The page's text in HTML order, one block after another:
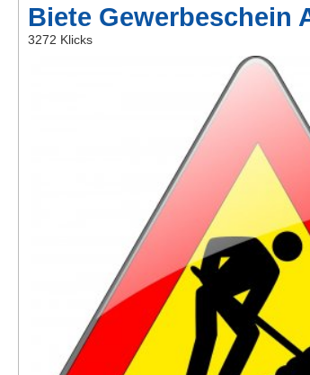
Kontakt
Biete Gewerbeschein
3272 Klicks